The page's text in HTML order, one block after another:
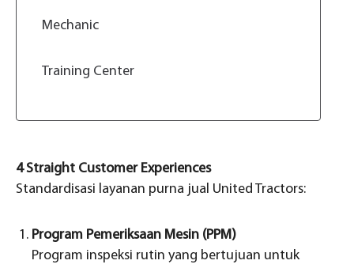
4 Straight Customer Experiences
Standardisasi layanan purna jual United Tractors:
Program Pemeriksaan Mesin (PPM)
Program inspeksi rutin yang bertujuan untuk
Mechanic
Training Center